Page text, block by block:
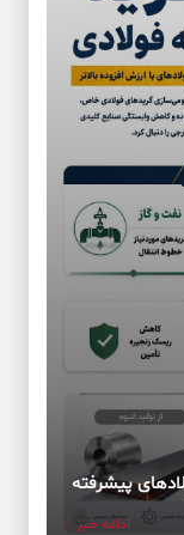
پیشرفته
ادامه خبر